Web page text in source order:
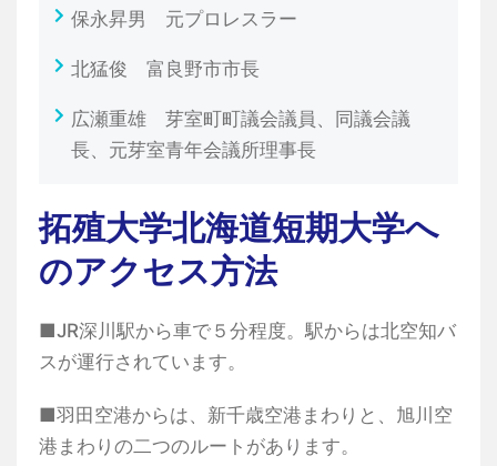
保永昇男 元プロレスラー
北猛俊 富良野市市長
広瀬重雄 芽室町町議会議員、同議会議
長、元芽室青年会議所理事長
拓殖大学北海道短期大学へ
のアクセス方法
■JR深川駅から車で５分程度。駅からは北空知バ
スが運行されています。
■羽田空港からは、新千歳空港まわりと、旭川空
港まわりの二つのルートがあります。